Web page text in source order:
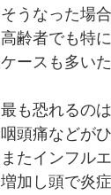
そうなった場
高齢者でも特
ケースも多い
最も恐れるの
咽頭痛などが
またインフル
増加し頭で炎